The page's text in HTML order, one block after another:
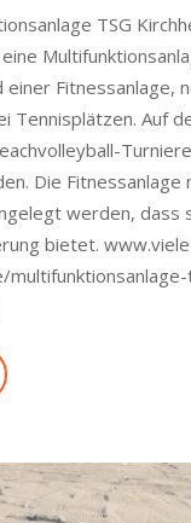
TSG
einer Fitnessanlage,
Tennisplätzen. Auf
Die Fitnessanlage
werden, dass
bietet.